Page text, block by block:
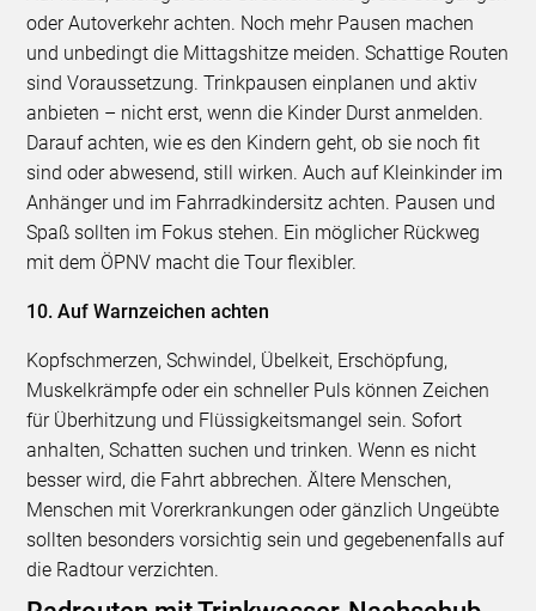
oder Autoverkehr achten. Noch mehr Pausen machen
und unbedingt die Mittagshitze meiden. Schattige Routen
sind Voraussetzung. Trinkpausen einplanen und aktiv
anbieten – nicht erst, wenn die Kinder Durst anmelden.
Darauf achten, wie es den Kindern geht, ob sie noch fit
sind oder abwesend, still wirken. Auch auf Kleinkinder im
Anhänger und im Fahrradkindersitz achten. Pausen und
Spaß sollten im Fokus stehen. Ein möglicher Rückweg
mit dem ÖPNV macht die Tour flexibler.
10. Auf Warnzeichen achten
Kopfschmerzen, Schwindel, Übelkeit, Erschöpfung,
Muskelkrämpfe oder ein schneller Puls können Zeichen
für Überhitzung und Flüssigkeitsmangel sein. Sofort
anhalten, Schatten suchen und trinken. Wenn es nicht
besser wird, die Fahrt abbrechen. Ältere Menschen,
Menschen mit Vorerkrankungen oder gänzlich Ungeübte
sollten besonders vorsichtig sein und gegebenenfalls auf
die Radtour verzichten.